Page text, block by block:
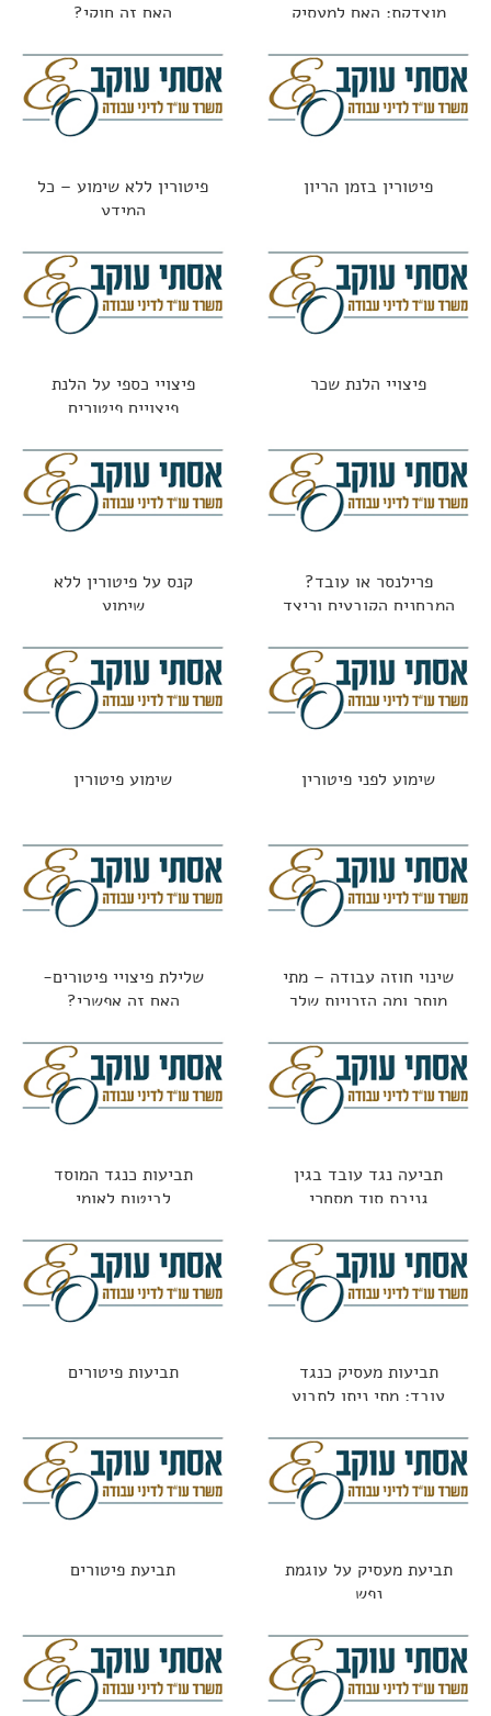
מוצדקת: האם למעסיק
האם זה חוקי?
פיטורין בזמן הריון
פיטורין ללא שימוע – כל
המידע
פיצויי הלנת שכר
פיצויי כספי על הלנת
פיצויים פיטורים
פרילנסר או עובד?
המבחנים הקובעים וכיצד
קנס על פיטורין ללא
שימוע
שימוע לפני פיטורין שימוע פיטורין
שינוי חוזה עבודה – מתי
מותר ומה הזכויות שלך
שלילת פיצויי פיטורים-
האם זה אפשרי?
תביעה נגד עובד בגין
גניבת סוד מסחרי
תביעות כנגד המוסד
לביטוח לאומי
תביעות מעסיק כנגד
עובד: מתי ניתן לתבוע
תביעות פיטורים
תביעת מעסיק על עוגמת
נפש
תביעת פיטורים